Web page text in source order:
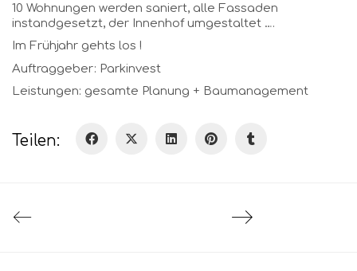
10 Wohnungen werden saniert, alle Fassaden
instandgesetzt, der Innenhof umgestaltet ….
Im Frühjahr gehts los !
Auftraggeber: Parkinvest
Leistungen: gesamte Planung + Baumanagement
Teilen: